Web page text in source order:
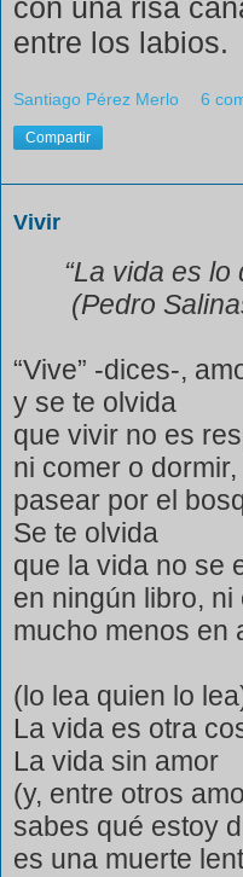
entre los labios.
Santiago Pérez Merlo 6
Compartir
Vivir
“La vida es lo
(Pedro
“Vive” -dices-,
y se te olvida
que vivir no es
ni comer o dormir,
pasear por el
Se te olvida
que la vida no se
en ningún libro, ni
mucho menos en
(lo lea quien lo
La vida es otra
La vida sin amor
(y, entre otros
sabes qué estoy
es una muerte